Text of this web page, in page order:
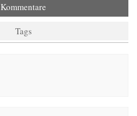
Kommentare
Tags